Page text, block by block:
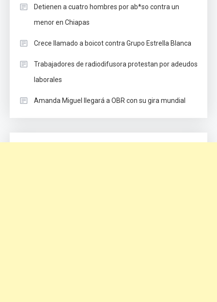
Detienen a cuatro hombres por ab*so contra un
menor en Chiapas
Crece llamado a boicot contra Grupo Estrella Blanca
Trabajadores de radiodifusora protestan por adeudos
laborales
Amanda Miguel llegará a OBR con su gira mundial